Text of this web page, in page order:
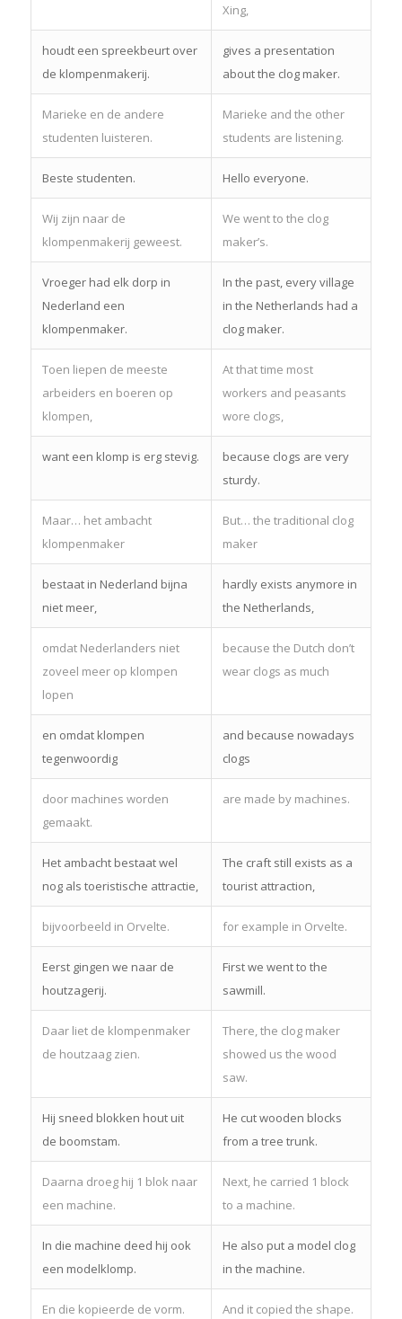
Xing,
houdt een spreekbeurt over
de klompenmakerij.
gives a presentation
about the clog maker.
Marieke en de andere
studenten luisteren.
Marieke and the other
students are listening.
Beste studenten. Hello everyone.
Wij zijn naar de
klompenmakerij geweest.
We went to the clog
maker’s.
Vroeger had elk dorp in
Nederland een
klompenmaker.
In the past, every village
in the Netherlands had a
clog maker.
Toen liepen de meeste
arbeiders en boeren op
klompen,
At that time most
workers and peasants
wore clogs,
want een klomp is erg stevig.
because clogs are very
sturdy.
Maar… het ambacht
klompenmaker
But… the traditional clog
maker
bestaat in Nederland bijna
niet meer,
hardly exists anymore in
the Netherlands,
omdat Nederlanders niet
zoveel meer op klompen
lopen
because the Dutch don’t
wear clogs as much
en omdat klompen
tegenwoordig
and because nowadays
clogs
door machines worden
gemaakt.
are made by machines.
Het ambacht bestaat wel
nog als toeristische attractie,
The craft still exists as a
tourist attraction,
bijvoorbeeld in Orvelte. for example in Orvelte.
Eerst gingen we naar de
houtzagerij.
First we went to the
sawmill.
Daar liet de klompenmaker
de houtzaag zien.
There, the clog maker
showed us the wood
saw.
Hij sneed blokken hout uit
de boomstam.
He cut wooden blocks
from a tree trunk.
Daarna droeg hij 1 blok naar
een machine.
Next, he carried 1 block
to a machine.
In die machine deed hij ook
een modelklomp.
He also put a model clog
in the machine.
En die kopieerde de vorm. And it copied the shape.